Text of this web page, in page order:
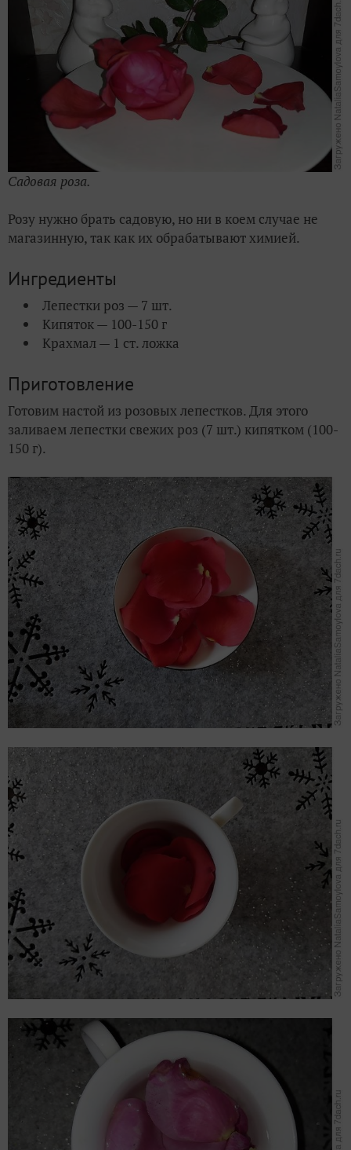
Садовая роза.
Розу нужно брать садовую, но ни в коем случае не
магазинную, так как их обрабатывают химией.
Ингредиенты
Лепестки роз — 7 шт.
Кипяток — 100-150 г
Крахмал — 1 ст. ложка
Приготовление
Готовим настой из розовых лепестков. Для этого
заливаем лепестки свежих роз (7 шт.) кипятком (100-
150 г).